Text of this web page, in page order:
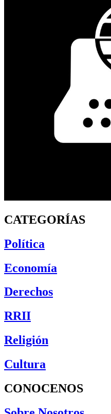
CATEGORÍAS
Política
Economía
Derechos
RRII
Religión
Cultura
CONOCENOS